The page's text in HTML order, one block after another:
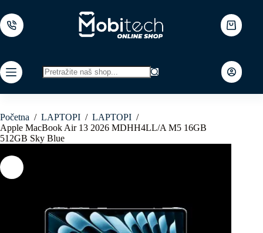
to
content
Shopping
cart
results
Početna / LAPTOPI / LAPTOPI /
Apple MacBook Air 13 2026 MDHH4LL/A M5 16GB
512GB Sky Blue